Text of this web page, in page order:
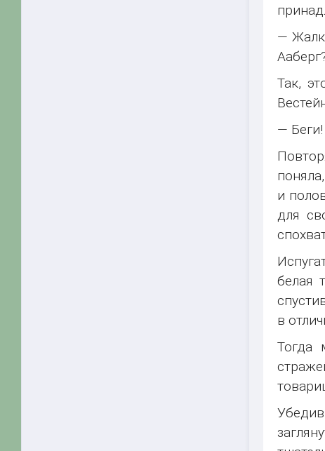
—
Так,
— Беги!
и
для
белая
в
Тогда